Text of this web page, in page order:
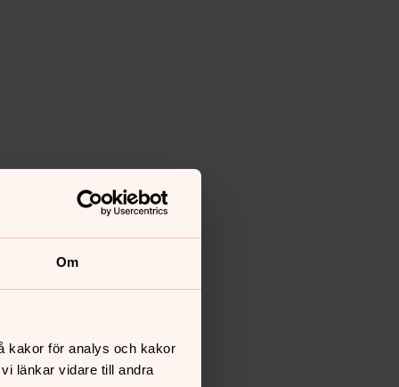
Om
kakor för analys och kakor
länkar vidare till andra